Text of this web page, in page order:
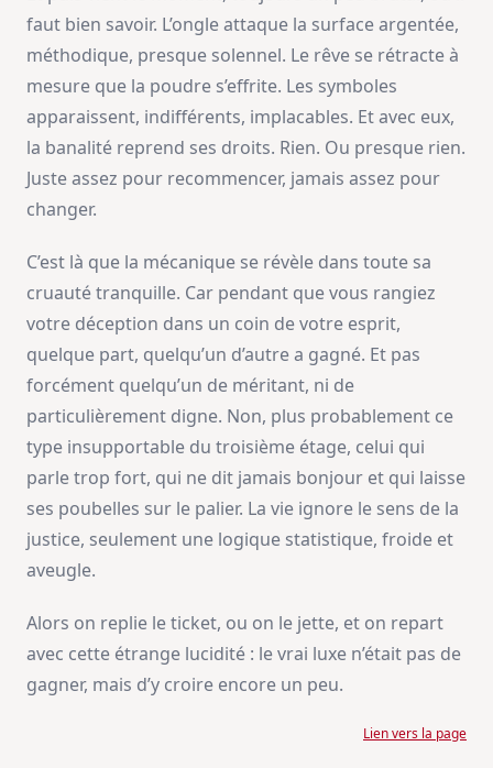
faut bien savoir. L’ongle attaque la surface argentée,
méthodique, presque solennel. Le rêve se rétracte à
mesure que la poudre s’effrite. Les symboles
apparaissent, indifférents, implacables. Et avec eux,
la banalité reprend ses droits. Rien. Ou presque rien.
Juste assez pour recommencer, jamais assez pour
changer.
C’est là que la mécanique se révèle dans toute sa
cruauté tranquille. Car pendant que vous rangiez
votre déception dans un coin de votre esprit,
quelque part, quelqu’un d’autre a gagné. Et pas
forcément quelqu’un de méritant, ni de
particulièrement digne. Non, plus probablement ce
type insupportable du troisième étage, celui qui
parle trop fort, qui ne dit jamais bonjour et qui laisse
ses poubelles sur le palier. La vie ignore le sens de la
justice, seulement une logique statistique, froide et
aveugle.
Alors on replie le ticket, ou on le jette, et on repart
avec cette étrange lucidité : le vrai luxe n’était pas de
gagner, mais d’y croire encore un peu.
Lien vers la page